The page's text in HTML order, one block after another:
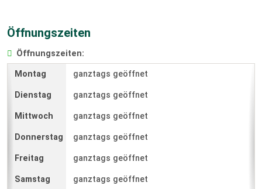
Öffnungszeiten
Öffnungszeiten:
ganztags geöffnet
ganztags geöffnet
ganztags geöffnet
ganztags geöffnet
ganztags geöffnet
ganztags geöffnet